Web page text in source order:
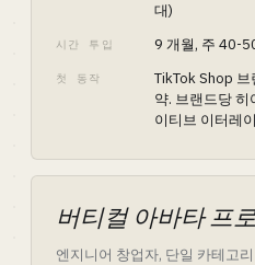
대)
시간 투입 9 개월, 주 40-
첫 동작
TikTok Shop 브
약. 브랜드당 히
이티브 이터레
버티컬 아바타 프
엔지니어 창업자, 단일 카테고